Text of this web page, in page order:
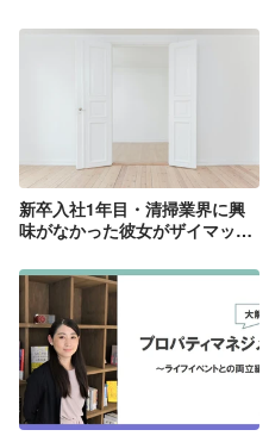
新卒入社1年目・清掃業界に興
味がなかった彼女がザイマック